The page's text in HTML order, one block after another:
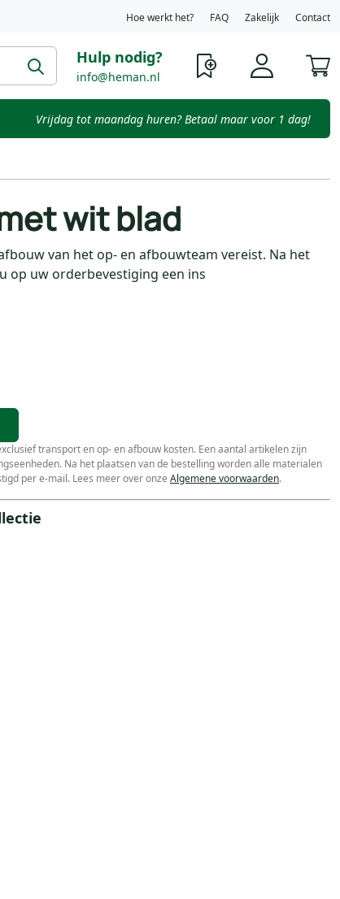
Hoe werkt het? FAQ Zakelijk Contact
Hulp nodig?
info@heman.nl
Vrijdag tot maandag huren? Betaal maar voor 1 dag!
wit blad
van het op- en afbouwteam vereist. Na het
op uw orderbevestiging een ins
transport en op- en afbouw kosten. Een aantal artikelen zijn
Na het plaatsen van de bestelling worden alle materialen
per e-mail. Lees meer over onze Algemene voorwaarden.